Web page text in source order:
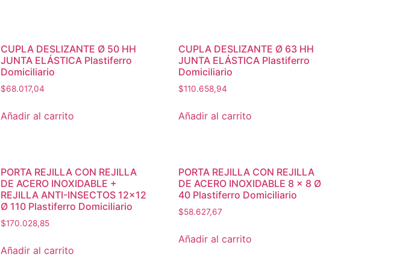
CUPLA DESLIZANTE Ø 50 HH
JUNTA ELÁSTICA Plastiferro
Domiciliario
$68.017,04
Añadir al carrito
CUPLA DESLIZANTE Ø 63 HH
JUNTA ELÁSTICA Plastiferro
Domiciliario
$110.658,94
Añadir al carrito
PORTA REJILLA CON REJILLA
DE ACERO INOXIDABLE +
REJILLA ANTI-INSECTOS 12×12
Ø 110 Plastiferro Domiciliario
$170.028,85
Añadir al carrito
PORTA REJILLA CON REJILLA
DE ACERO INOXIDABLE 8 x 8 Ø
40 Plastiferro Domiciliario
$58.627,67
Añadir al carrito